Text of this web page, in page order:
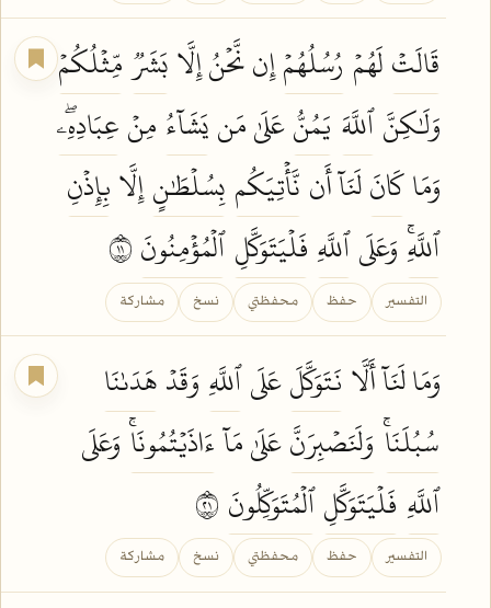
قَالَتۡلَهُمۡ رُسُلُهُمۡإِن نَّحۡنُ إِلَّابَشَرٞ مِّثۡلُكُمۡ
وَلَٰكِنَّٱللَّهَ يَمُنُّعَلَىٰ مَنيَشَآءُ مِنۡعِبَادِهِۦۖ
وَمَاكَانَلَنَآ أَن نَّأۡتِيَكُم بِسُلۡطَٰنٍإِلَّابِإِذۡنِ
ٱللَّهِۚ وَعَلَىٱللَّهِ فَلۡيَتَوَكَّلِ ٱلۡمُؤۡمِنُونَ
التفسير حفظ محفظتي نسخ مشاركة
وَمَا لَنَآ أَلَّا نَتَوَكَّلَعَلَىٱللَّهِ وَقَدۡهَدَىٰنَا
سُبُلَنَاۚ وَلَنَصۡبِرَنَّعَلَىٰ مَآءَاذَيۡتُمُونَاۚوَعَلَى
ٱللَّهِ فَلۡيَتَوَكَّلِٱلۡمُتَوَكِّلُونَ
التفسير حفظ محفظتي نسخ مشاركة